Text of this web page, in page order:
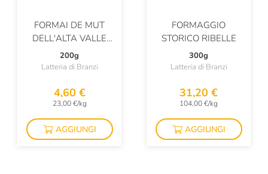
FORMAI DE MUT
DELL'ALTA VALLE
BREMBANA DOP
ROSSO
200g
Latteria di Branzi
4,60 €
23,00 €/kg
AGGIUNGI
FORMAGGIO
STORICO RIBELLE
300g
Latteria di Branzi
31,20 €
104,00 €/kg
AGGIUNGI